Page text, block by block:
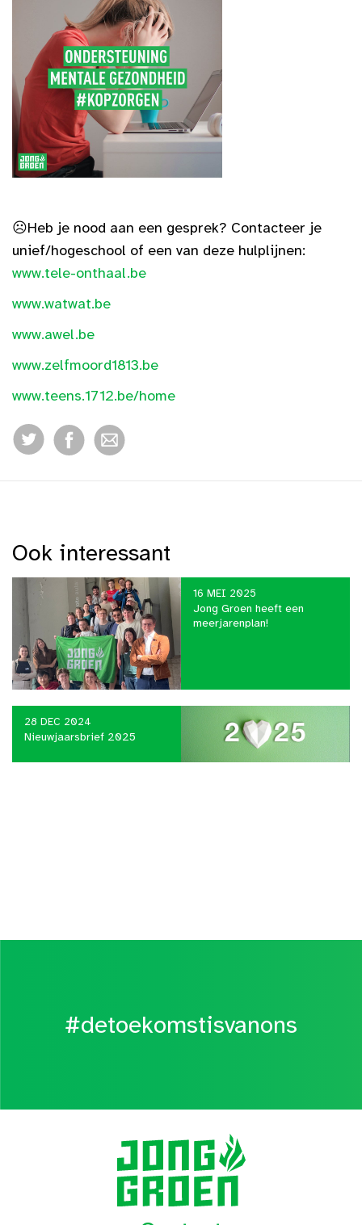
☹️Heb je nood aan een gesprek? Contacteer je
unief/hogeschool of een van deze hulplijnen:
www.tele-onthaal.be
www.watwat.be
www.awel.be
www.zelfmoord1813.be
www.teens.1712.be/home
Ook interessant
16 MEI 2025
Jong Groen heeft een
meerjarenplan!
28 DEC 2024
Nieuwjaarsbrief 2025
#detoekomstisvanons